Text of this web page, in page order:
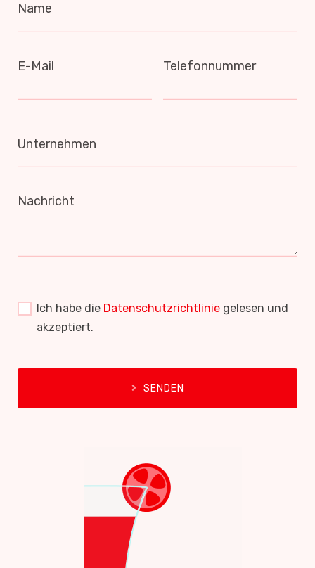
Name
E-Mail Telefonnummer
Unternehmen
Nachricht
Ich habe die Datenschutzrichtlinie gelesen und
akzeptiert.
SENDEN